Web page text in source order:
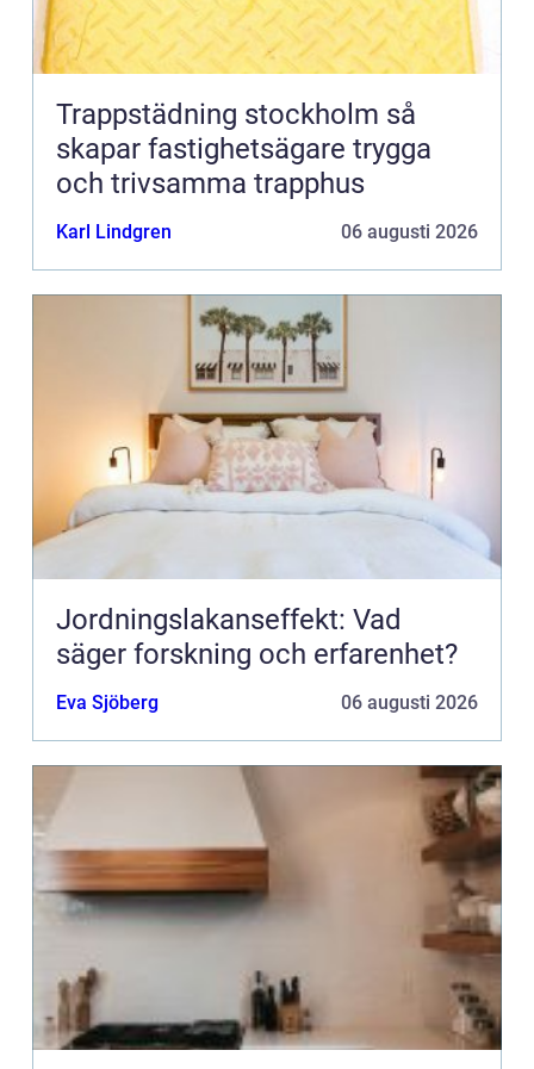
Trappstädning stockholm så
skapar fastighetsägare trygga
och trivsamma trapphus
Karl Lindgren 06 augusti 2026
Jordningslakanseffekt: Vad
säger forskning och erfarenhet?
Eva Sjöberg 06 augusti 2026